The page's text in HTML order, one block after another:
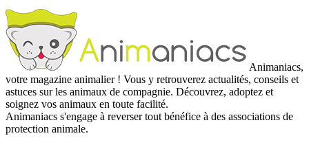
Animaniacs,
votre magazine animalier ! Vous y retrouverez actualités, conseils et
astuces sur les animaux de compagnie. Découvrez, adoptez et
soignez vos animaux en toute facilité.
Animaniacs s'engage à reverser tout bénéfice à des associations de
protection animale.